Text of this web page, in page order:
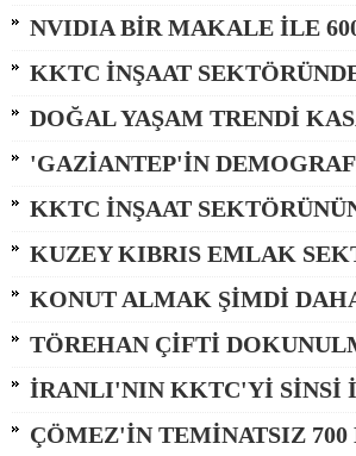
NVIDIA BİR MAKALE İLE
KKTC İNŞAAT
DOĞAL YAŞAM TRENDİ
'GAZİANTEP'İN
KKTC İNŞAAT
KUZEY KIBRIS EMLAK
KONUT ALMAK ŞİMDİ
TÖREHAN ÇİFTİ
İRANLI'NIN KKTC'Yİ SİNSİ
ÇÖMEZ'İN TEMİNATSIZ